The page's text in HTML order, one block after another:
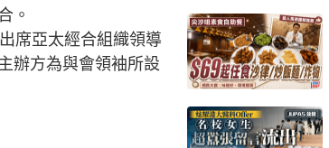
。
席亞太經合組織領導
辦方為與會領袖所設